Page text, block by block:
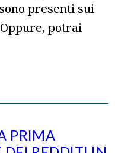
presenti sui
potrai
PRIMA